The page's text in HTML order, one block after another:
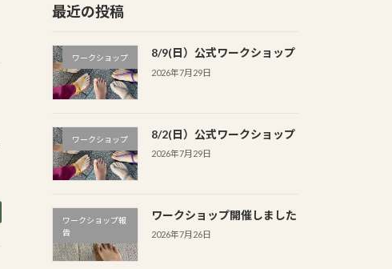
最近の投稿
ワークショップ 8/9(日）公式ワークショップ
2026年7月29日
ワークショップ 8/2(日）公式ワークショップ
2026年7月29日
ワークショップ報
告
ワークショップ開催しました
2026年7月26日